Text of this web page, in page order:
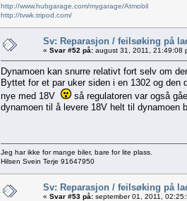
http://www.hubgarage.com/mygarage/Atmobil
http://tvwk.tripod.com/
Sv: Reparasjon / feilsøking på
« Svar #52 på: august 31, 2011, 21:49:08
Dynamoen kan snurre relativt fort selv om
Byttet for et par uker siden i en 1302 og den
nye med 18V
så regulatoren var også
dynamoen til å levere 18V helt til dynamoen
Jeg har ikke for mange biler, bare for lite plass.
Hilsen Svein Terje 91647950
Sv: Reparasjon / feilsøking på
« Svar #53 på: september 01, 2011,